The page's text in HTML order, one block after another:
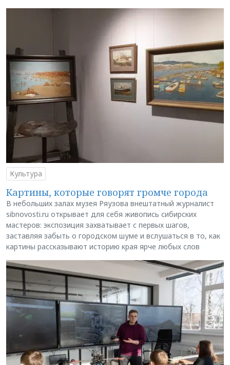
Культура
Картины, которые говорят громче города
В небольших залах музея Ряузова внештатный журналист
sibnovosti.ru открывает для себя живопись сибирских
мастеров: экспозиция захватывает с первых шагов,
заставляя забыть о городском шуме и вслушаться в то, как
картины рассказывают историю края ярче любых слов